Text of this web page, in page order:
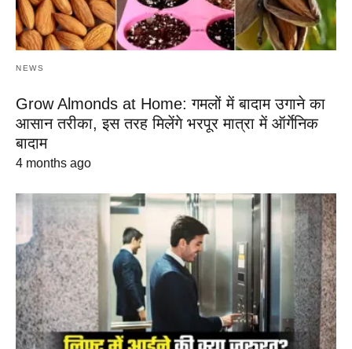
NEWS
Grow Almonds at Home: गमलों में बादाम उगाने का
आसान तरीका, इस तरह मिलेंगे भरपूर मात्रा में ऑर्गेनिक
बादाम
4 months ago